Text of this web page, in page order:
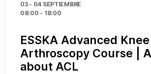
03 - 04 SEPTIEMBRE
08:00 - 18:00
ESSKA Advanced Knee
Arthroscopy Course |
about ACL